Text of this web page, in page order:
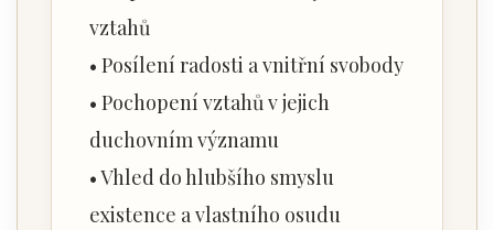
vztahů
• Posílení radosti a vnitřní svobody
• Pochopení vztahů v jejich
duchovním významu
• Vhled do hlubšího smyslu
existence a vlastního osudu